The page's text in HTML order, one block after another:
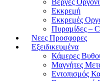
Εκκρεμή
Εκκρεμές
Πυραμίδες –
Νεες Προσφορες
Εξειδικευμένα
Κάμερες
Μαγνήτες
Εντοπισμός